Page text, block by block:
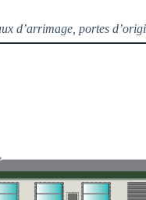
d’arrimage, portes